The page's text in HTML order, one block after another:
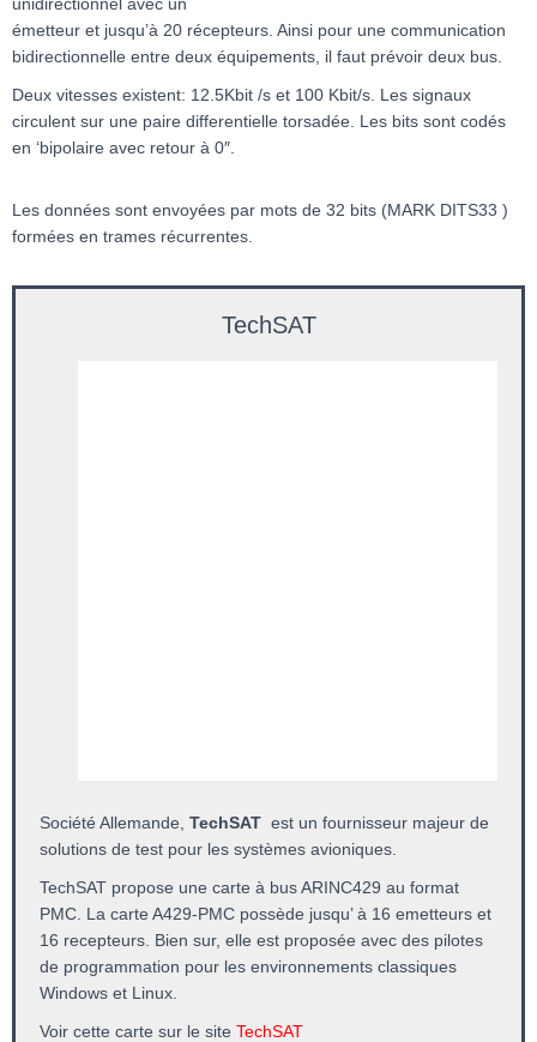
émetteur et jusqu’à 20 récepteurs. Ainsi pour une communication
bidirectionnelle entre deux équipements, il faut prévoir deux bus.
Deux vitesses existent: 12.5Kbit /s et 100 Kbit/s. Les signaux
circulent sur une paire differentielle torsadée. Les bits sont codés
en ‘bipolaire avec retour à 0″.
Les données sont envoyées par mots de 32 bits (MARK DITS33 )
formées en trames récurrentes.
TechSAT
Société Allemande, TechSAT est un fournisseur majeur de
solutions de test pour les systèmes avioniques.
TechSAT propose une carte à bus ARINC429 au format
PMC. La carte A429-PMC possède jusqu’ à 16 emetteurs et
16 recepteurs. Bien sur, elle est proposée avec des pilotes
de programmation pour les environnements classiques
Windows et Linux.
Voir cette carte sur le site TechSAT